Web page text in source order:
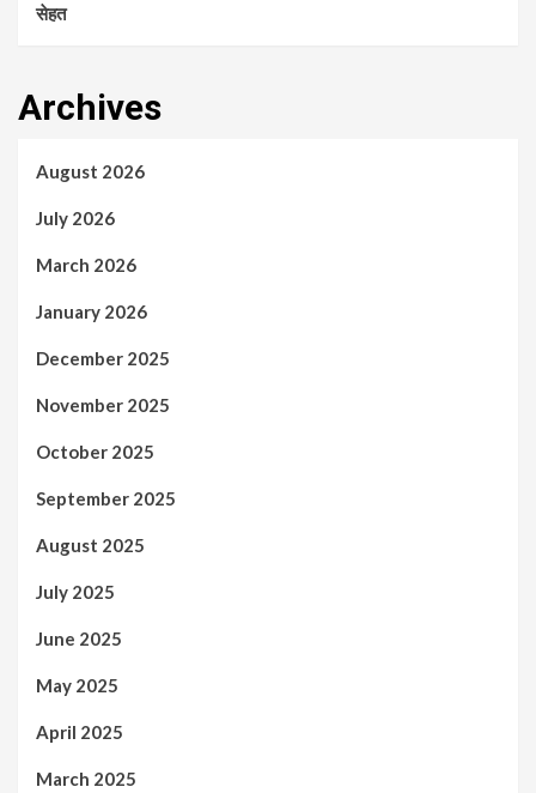
सेहत
Archives
August 2026
July 2026
March 2026
January 2026
December 2025
November 2025
October 2025
September 2025
August 2025
July 2025
June 2025
May 2025
April 2025
March 2025